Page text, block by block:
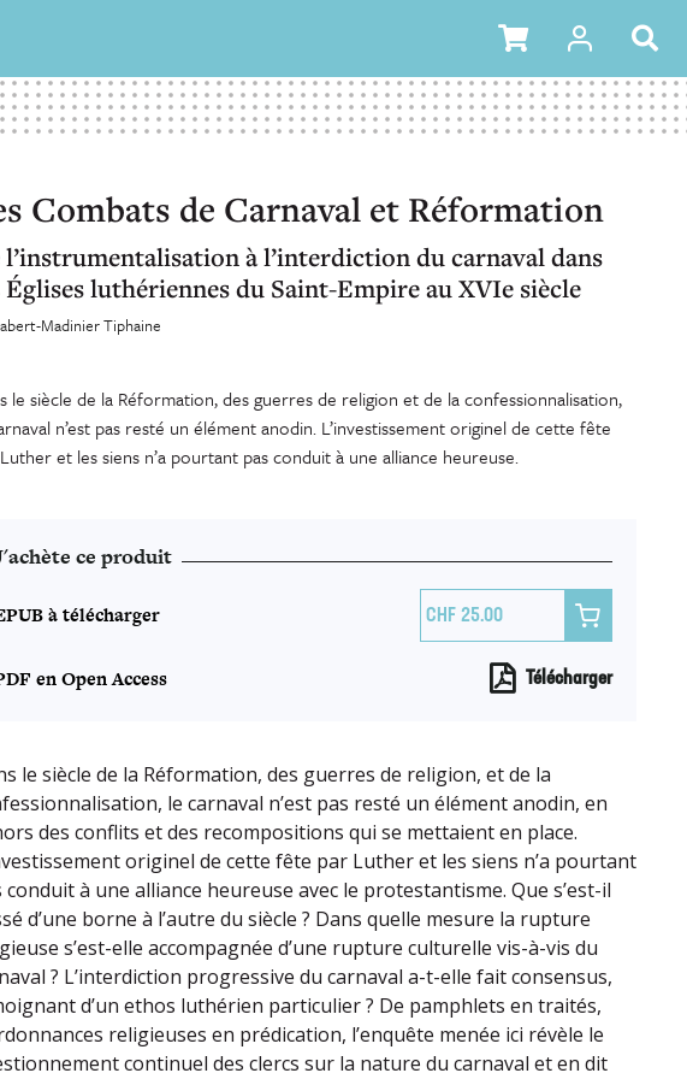
Combats de Carnaval et Réformation
l’instrumentalisation à l’interdiction du carnaval dans
Églises luthériennes du Saint-Empire au XVIe siècle
Madinier Tiphaine
le siècle de la Réformation, des guerres de religion et de la confessionnalisation,
n’est pas resté un élément anodin. L’investissement originel de cette fête
et les siens n’a pourtant pas conduit à une alliance heureuse.
ce produit
à télécharger 25.00 
en Open Access Télécharger
le siècle de la Réformation, des guerres de religion, et de la
le carnaval n’est pas resté un élément anodin, en
des conflits et des recompositions qui se mettaient en place.
originel de cette fête par Luther et les siens n’a pourtant
conduit à une alliance heureuse avec le protestantisme. Que s’est-il
d’une borne à l’autre du siècle ? Dans quelle mesure la rupture
s’est-elle accompagnée d’une rupture culturelle vis-à-vis du
? L’interdiction progressive du carnaval a-t-elle fait consensus,
d’un ethos luthérien particulier ? De pamphlets en traités,
religieuses en prédication, l’enquête menée ici révèle le
continuel des clercs sur la nature du carnaval et en dit